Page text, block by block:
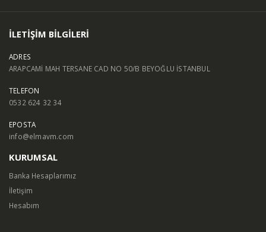
İLETİŞİM BİLGİLERİ
ADRES
ARAPCAMİ MAH TERSANE CAD NO 50/B BEYOĞLU İSTANBUL
TELEFON
0532 624 32 34
EPOSTA
info@elmavm.com
KURUMSAL
Banka Hesaplarımız
İletişim
Hesabım